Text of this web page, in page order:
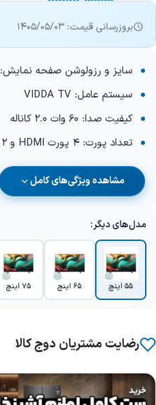
بروزرسانی قیمت: 1405/05/03
سایز و رزولوشن صفحه نمایش: 55 اینچ 4K
سیستم عامل: VIDDA TV
کیفیت صدا: 60 وات 2.0 کاناله
تعداد پورت: 4 پورت HDMI و 2 پورت USB
مشاهده ویژگی‌های کامل
مدل‌های دیگر:
55 اینچ 65 اینچ 75 اینچ
رضایت مشتریان دوج کالا